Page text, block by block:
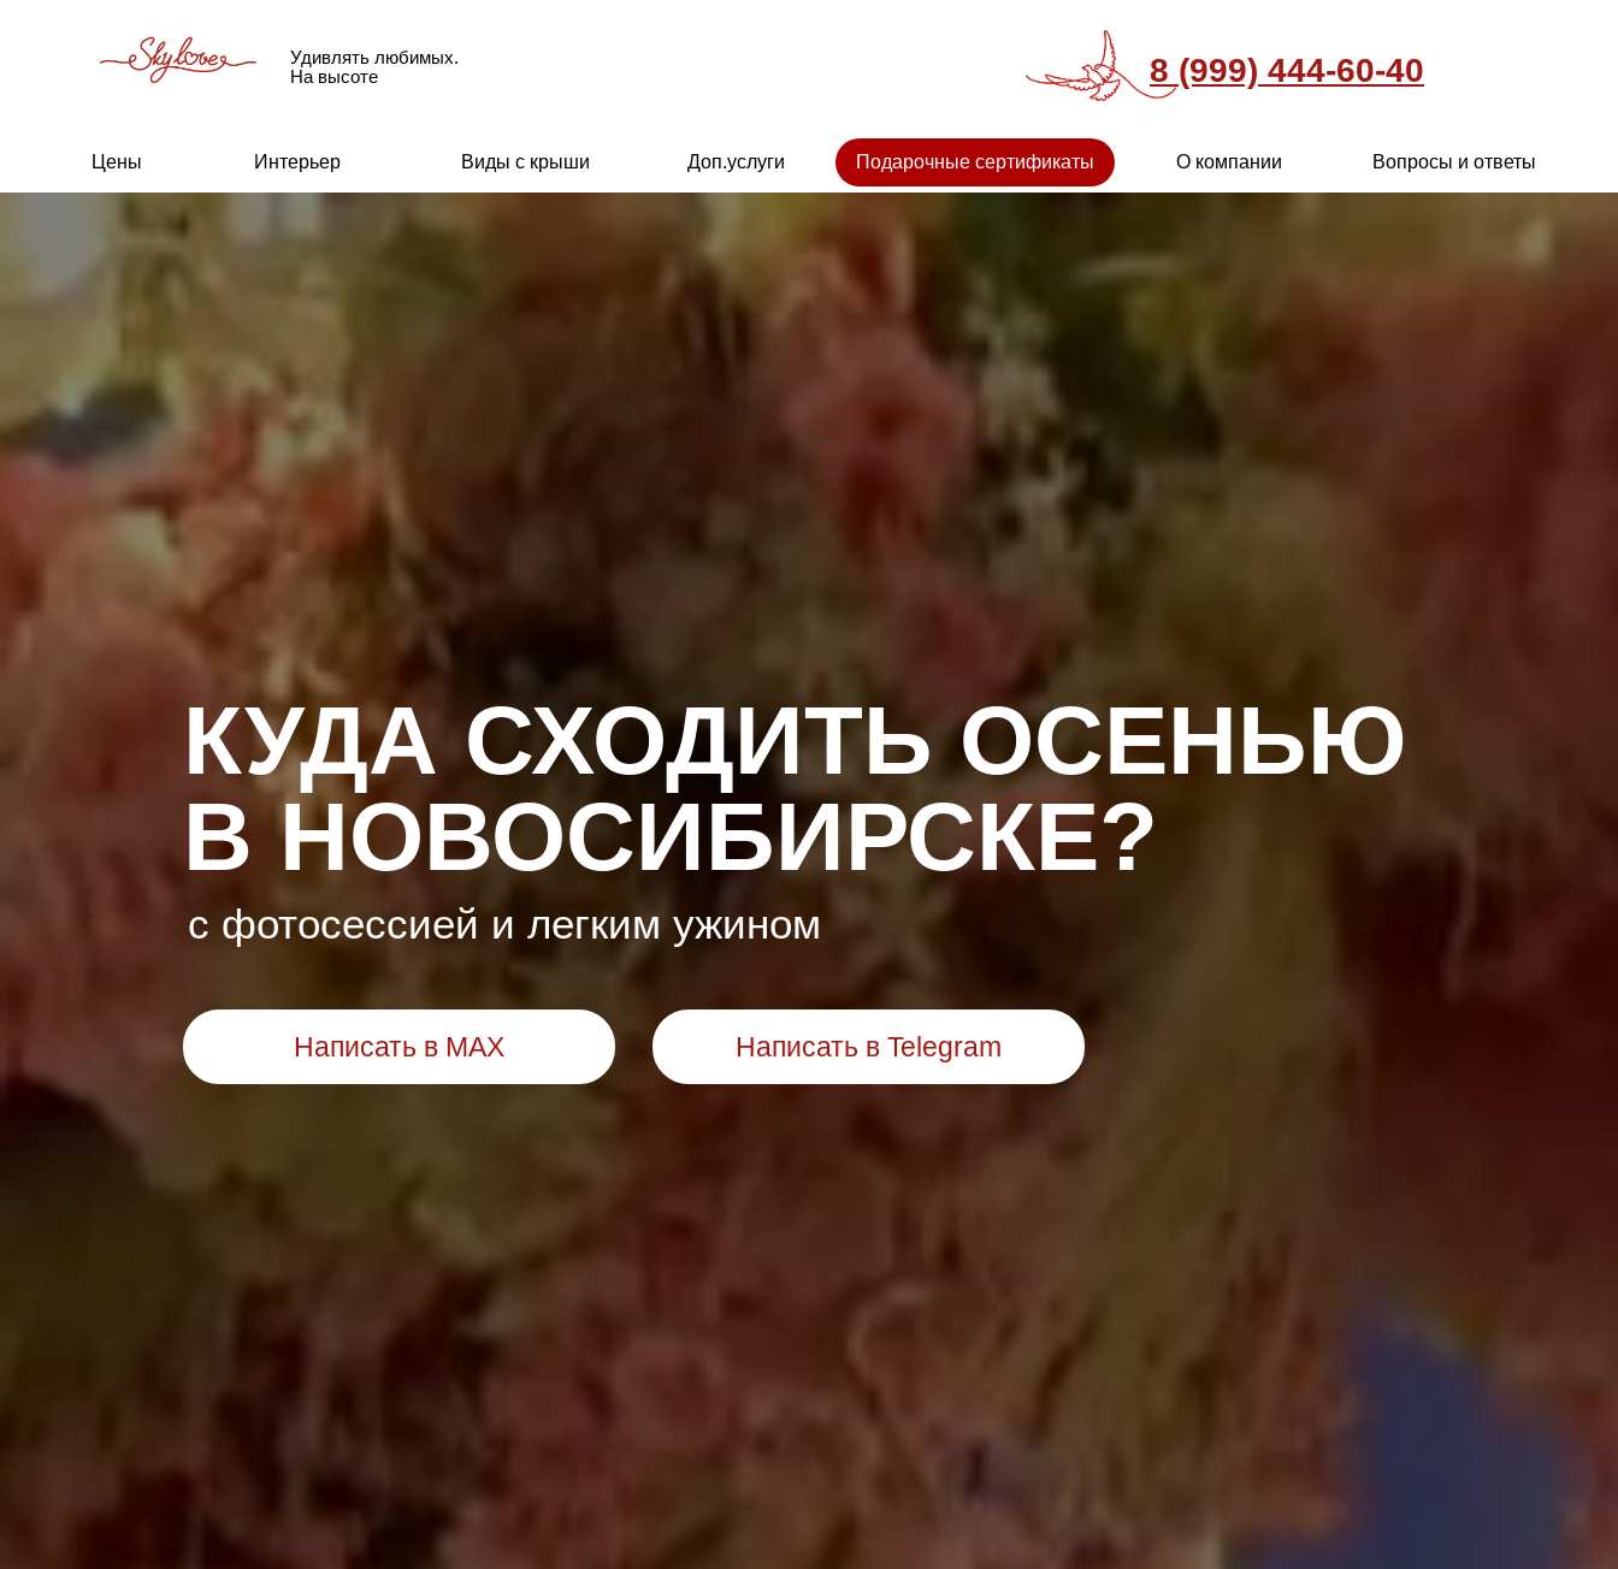
Удивлять любимых.
На высоте
8 (999) 444-60-40
Подарочные сертификаты
Цены Доп.услуги Вопросы и ответы
О компании
Интерьер Виды с крыши
с фотосессией и легким ужином
КУДА СХОДИТЬ ОСЕНЬЮ
В НОВОСИБИРСКЕ?
Написать в Telegram
Написать в MAX